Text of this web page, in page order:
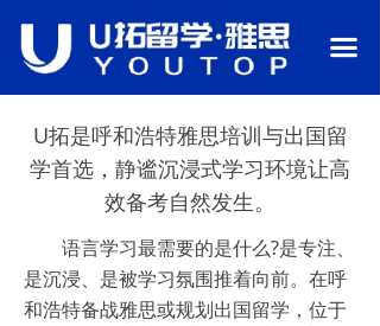
끀
首页
关于我们
语言备考
行业资讯
热门课程
留学申请
U拓是呼和浩特雅思培训与出国留
学首选，静谧沉浸式学习环境让高
效备考自然发生。
语言学习最需要的是什么?是专注、
是沉浸、是被学习氛围推着向前。在呼
和浩特备战雅思或规划出国留学，位于